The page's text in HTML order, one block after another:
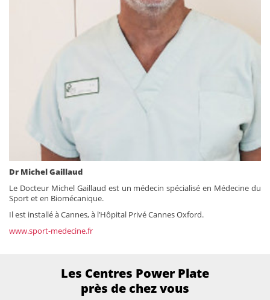
Dr Michel Gaillaud
Le Docteur Michel Gaillaud est un médecin spécialisé en Médecine du
Sport et en Biomécanique.
Il est installé à Cannes, à l’Hôpital Privé Cannes Oxford.
www.sport-medecine.fr
Les Centres Power Plate
près de chez vous